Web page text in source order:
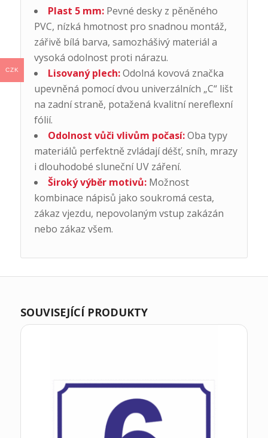
Plast 5 mm:Pevné desky z pěněného
PVC, nízká hmotnost pro snadnou montáž,
zářivě bílá barva, samozhášivý materiál a
vysoká odolnost proti nárazu.
Lisovaný plech:Odolná kovová značka
upevněná pomocí dvou univerzálních „C“ lišt
na zadní straně, potažená kvalitní nereflexní
fólií.
Odolnost vůči vlivům počasí:Oba typy
materiálů perfektně zvládají déšť, sníh, mrazy
i dlouhodobé sluneční UV záření.
Široký výběr motivů:Možnost
kombinace nápisů jako soukromá cesta,
zákaz vjezdu, nepovolaným vstup zakázán
nebo zákaz všem.
SOUVISEJÍCÍ PRODUKTY
CZK